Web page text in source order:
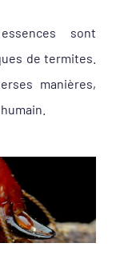
sont
de termites.
manières,